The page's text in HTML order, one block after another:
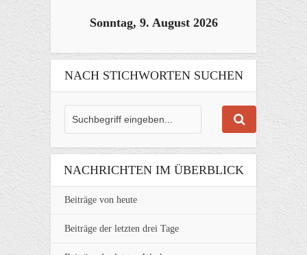
Sonntag, 9. August 2026
NACH STICHWORTEN SUCHEN
NACHRICHTEN IM ÜBERBLICK
Beiträge von heute
Beiträge der letzten drei Tage